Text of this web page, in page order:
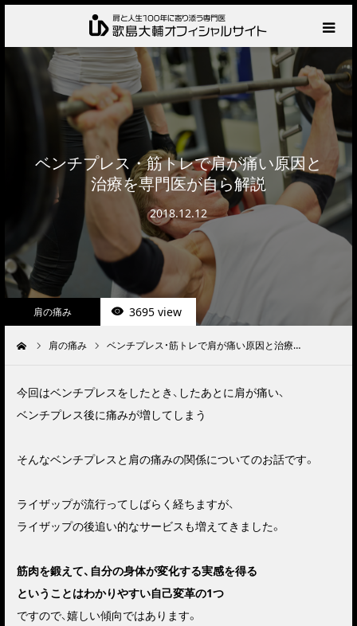
ベンチプレス・筋トレで肩が痛い原因と
治療を専門医が自ら解説
2018.12.12
肩の痛み 3695 view
肩の痛み ベンチプレス・筋トレで肩が痛い原因と治療…
今回はベンチプレスをしたとき、したあとに肩が痛い、
ベンチプレス後に痛みが増してしまう
そんなベンチプレスと肩の痛みの関係についてのお話です。
ライザップが流行ってしばらく経ちますが、
ライザップの後追い的なサービスも増えてきました。
筋肉を鍛えて、自分の身体が変化する実感を得る
ということはわかりやすい自己変革の1つ
ですので、嬉しい傾向ではあります。
HOME
プロフィール
サービス
肩の診察・相談の流れ
お知らせ
BLOG
お問い合わせ